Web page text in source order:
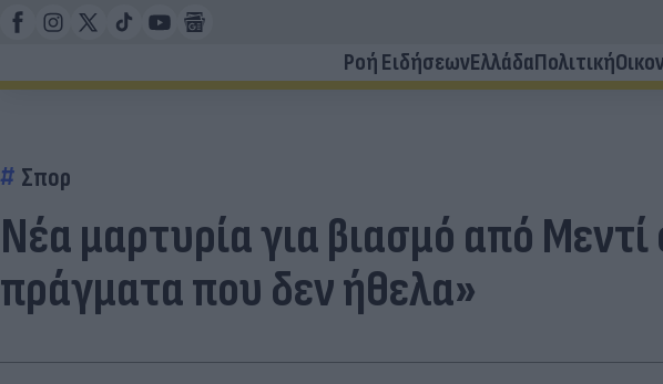
Ροή ΕιδήσεωνΕλλάδαΠολιτική
Σπορ
Νέα μαρτυρία για βιασμό από
πράγματα που δεν ήθελα»